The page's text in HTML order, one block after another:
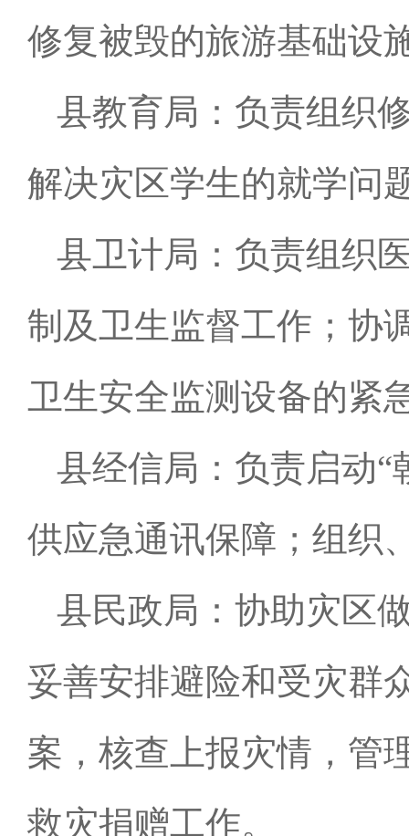
修复被毁的旅游基础设
县教育局：负责组织
解决灾区学生的就学问
县卫计局：负责组织
制及卫生监督工作；协
卫生安全监测设备的紧
县经信局：负责启动
供应急通讯保障；组织
县民政局：协助灾区
妥善安排避险和受灾群
案，核查上报灾情，管
救灾捐赠工作。